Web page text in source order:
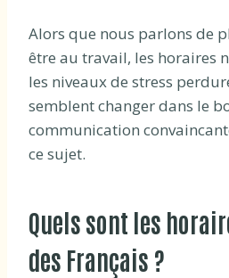
Alors que nous parlons de
être au travail, les horaires
les niveaux de stress
semblent changer dans le
communication
ce sujet.
Quels sont les
des Français ?